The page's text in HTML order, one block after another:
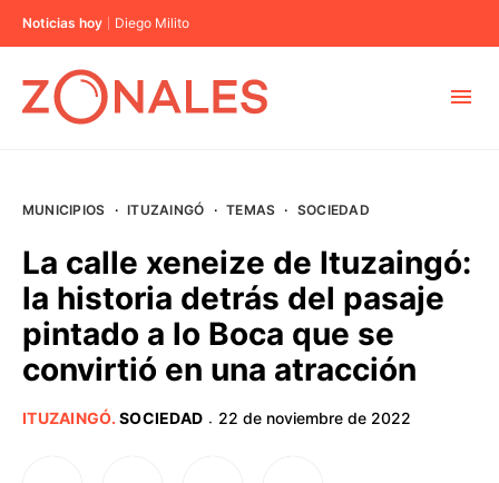
Noticias hoy Diego Milito
BUENOS AIRES
PROVINCIAS
MUNICIPIOS · ITUZAINGÓ · TEMAS · SOCIEDAD
La calle xeneize de Ituzaingó:
la historia detrás del pasaje
pintado a lo Boca que se
convirtió en una atracción
ITUZAINGÓ.SOCIEDAD · 22 de noviembre de 2022